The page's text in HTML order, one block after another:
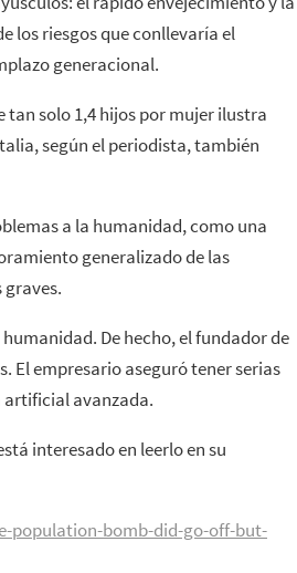
los riesgos que conllevaría el
generacional.
tan solo 1,4 hijos por mujer ilustra
según el periodista, también
a la humanidad, como una
generalizado de las
graves.
De hecho, el fundador de
El empresario aseguró tener serias
artificial avanzada.
interesado en leerlo en su
population-bomb-did-go-off-but-